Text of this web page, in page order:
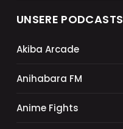
UNSERE PODCASTS
Akiba Arcade
Anihabara FM
Anime Fights